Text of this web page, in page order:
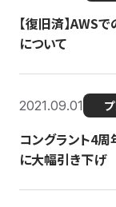
【復旧済】AWS
について
2021.09.01
コングラント4
に大幅引き下げ